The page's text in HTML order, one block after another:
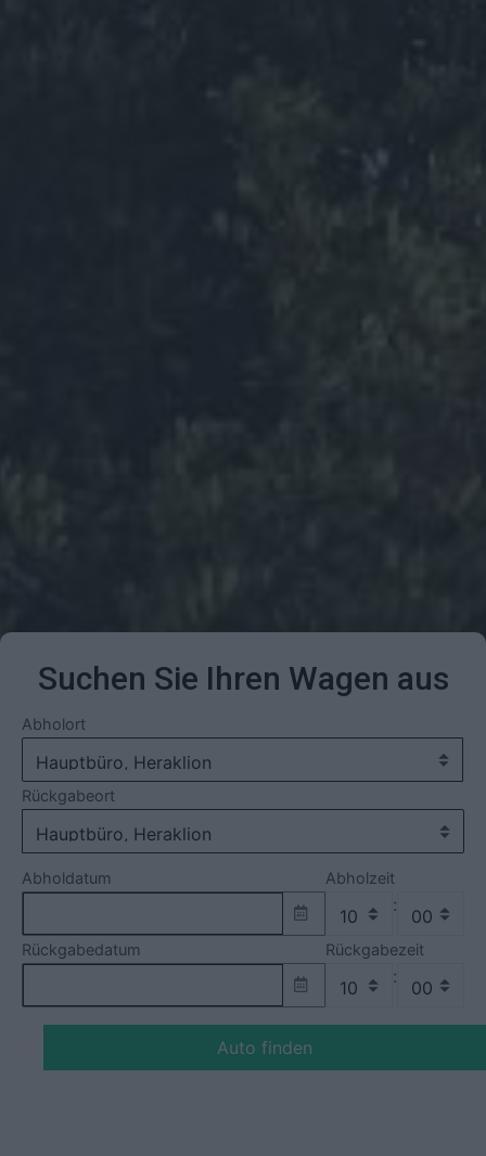
Suchen Sie Ihren Wagen aus
Abholort
Rückgabeort
Abholdatum Abholzeit
:
Rückgabedatum Rückgabezeit
:
Auto finden